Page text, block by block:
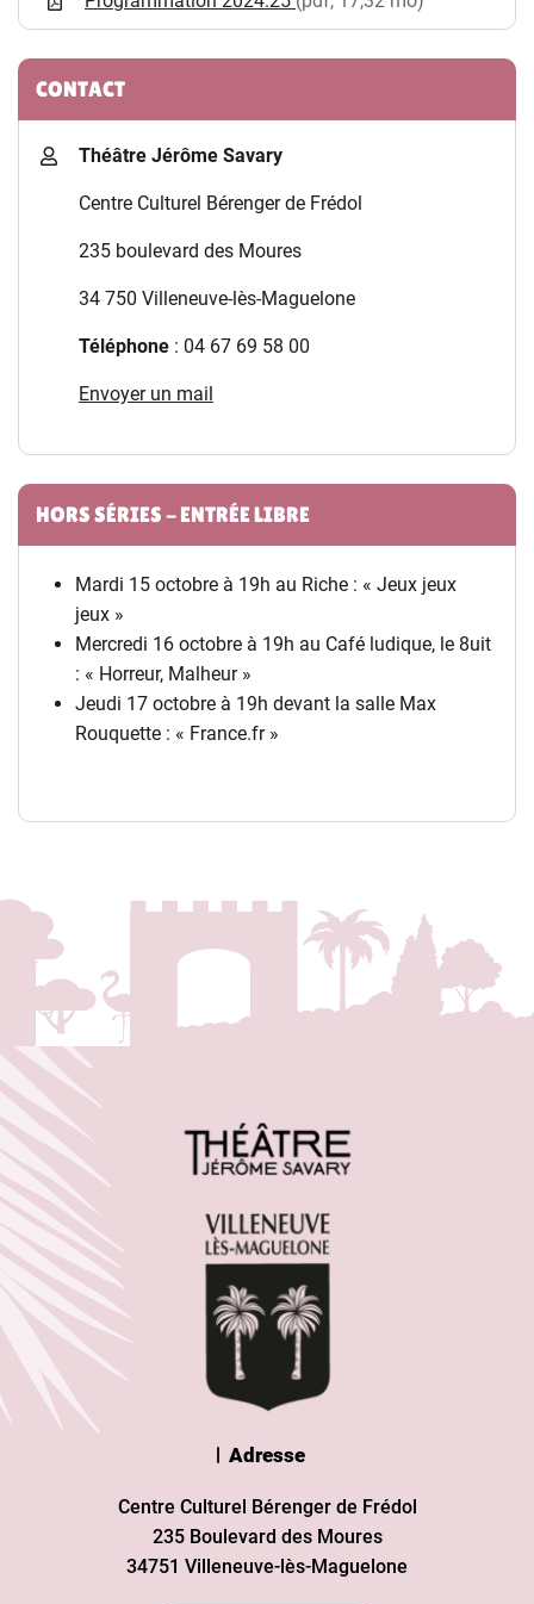
CONTACT
Théâtre Jérôme Savary
Centre Culturel Bérenger de Frédol
235 boulevard des Moures
34 750 Villeneuve-lès-Maguelone
Téléphone : 04 67 69 58 00
Envoyer un mail
HORS SÉRIES - ENTRÉE LIBRE
Mardi 15 octobre à 19h au Riche : « Jeux jeux
jeux »
Mercredi 16 octobre à 19h au Café ludique, le 8uit
: « Horreur, Malheur »
Jeudi 17 octobre à 19h devant la salle Max
Rouquette : « France.fr »
Adresse
Centre Culturel Bérenger de Frédol
235 Boulevard des Moures
34751 Villeneuve-lès-Maguelone